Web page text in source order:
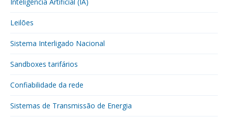
Leilões
Sistema Interligado Nacional
Sandboxes tarifários
Confiabilidade da rede
Sistemas de Transmissão de Energia